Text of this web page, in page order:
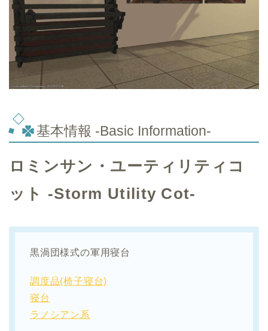
基本情報 -Basic Information-
ロミンサン・ユーティリティコ
ット -Storm Utility Cot-
黒渦団様式の軍用寝台
調度品(椅子寝台)
寝台
ラノシアン系